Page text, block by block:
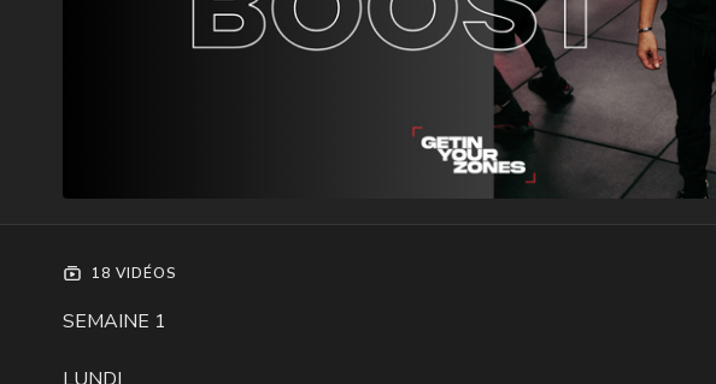
18 VIDÉOS
SEMAINE 1